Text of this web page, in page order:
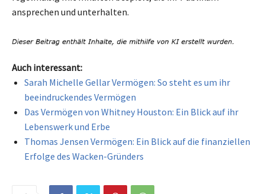
ansprechen und unterhalten.
Auch interessant:
Sarah Michelle Gellar Vermögen: So steht es um ihr
beeindruckendes Vermögen
Das Vermögen von Whitney Houston: Ein Blick auf ihr
Lebenswerk und Erbe
Thomas Jensen Vermögen: Ein Blick auf die finanziellen
Erfolge des Wacken-Gründers